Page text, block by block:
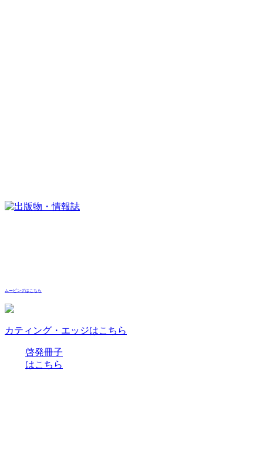
ムービングはこちら
カティング・エッジはこちら
啓発冊子
はこちら